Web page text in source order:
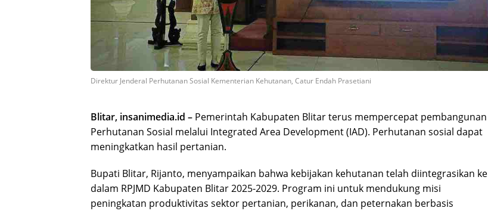
Direktur Jenderal Perhutanan Sosial Kementerian Kehutanan, Catur Endah Prasetiani
Blitar, insanimedia.id – Pemerintah Kabupaten Blitar terus mempercepat pembangunan
Perhutanan Sosial melalui Integrated Area Development (IAD). Perhutanan sosial dapat
meningkatkan hasil pertanian.
Bupati Blitar, Rijanto, menyampaikan bahwa kebijakan kehutanan telah diintegrasikan ke
dalam RPJMD Kabupaten Blitar 2025-2029. Program ini untuk mendukung misi
peningkatan produktivitas sektor pertanian, perikanan, dan peternakan berbasis